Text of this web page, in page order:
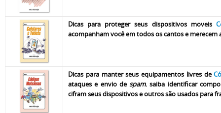
Dicas para proteger seus dispositivos moveis
acompanham você em todos os cantos e merecem
Dicas para manter seus equipamentos livres de
ataques e envio de spam. saiba identificar
cifram seus dispositivos e outros são usados para